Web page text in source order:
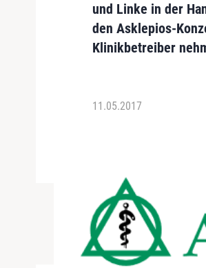
und Linke in der
den Asklepios-
Klinikbetreiber
11.05.2017